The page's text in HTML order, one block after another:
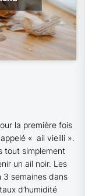
la première fois
« ail vieilli ».
tout simplement
un ail noir. Les
3 semaines dans
d’humidité